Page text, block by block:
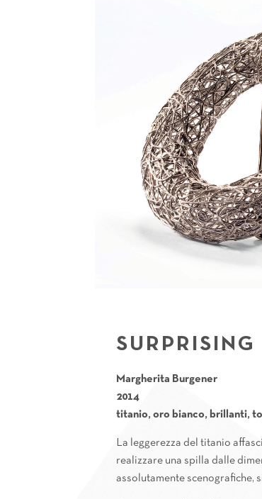
SURPRISING
Margherita Burgener
2014
titanio, oro bianco, brillanti,
La leggerezza del titanio
realizzare una spilla dalle
assolutamente scenografiche,